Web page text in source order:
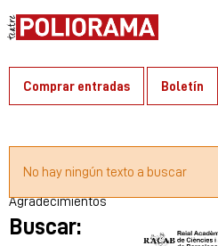
Comprar entradas Boletín
No hay ningún texto a buscar
Buscar:
Agradecimientos